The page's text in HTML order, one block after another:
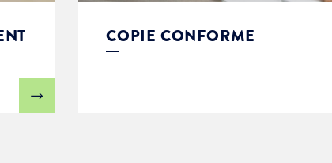
COPIE CONFORME